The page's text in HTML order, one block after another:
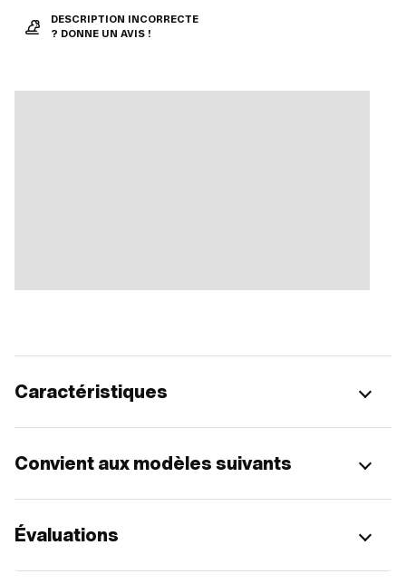
DESCRIPTION INCORRECTE
? DONNE UN AVIS !
Caractéristiques
Convient aux modèles suivants
Évaluations